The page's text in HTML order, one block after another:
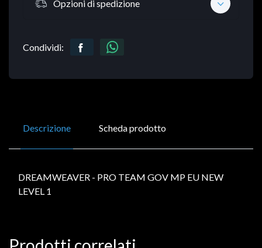
Opzioni di spedizione
Condividi:
Descrizione Scheda prodotto
DREAMWEAVER - PRO TEAM GOV MP EU NEW
LEVEL 1